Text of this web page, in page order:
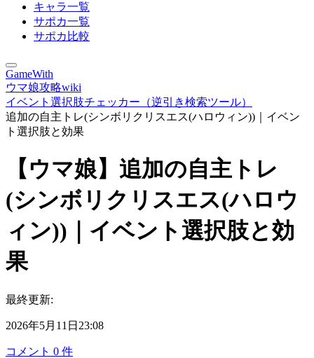
キャラ一覧
サポカ一覧
サポカ比較
GameWith
ウマ娘攻略wiki
イベント選択肢チェッカー（逆引き検索ツール）
追加の自主トレ(シンボリクリスエス(ハロウィン))｜イベン
ト選択肢と効果
【ウマ娘】追加の自主トレ
(シンボリクリスエス(ハロウ
ィン))｜イベント選択肢と効
果
最終更新:
2026年5月11日23:08
コメント 0 件